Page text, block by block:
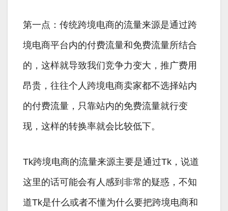
第一点：传统跨境电商的流量来源是通过跨
境电商平台内的付费流量和免费流量所结合
的，这样就导致我们竞争力变大，推广费用
昂贵，往往个人跨境电商卖家都不选择站内
的付费流量，只靠站内的免费流量就行变
现，这样的转换率就会比较低下。
Tk跨境电商的流量来源主要是通过Tk，说道
这里的话可能会有人感到非常的疑惑，不知
道Tk是什么或者不懂为什么要把跨境电商和